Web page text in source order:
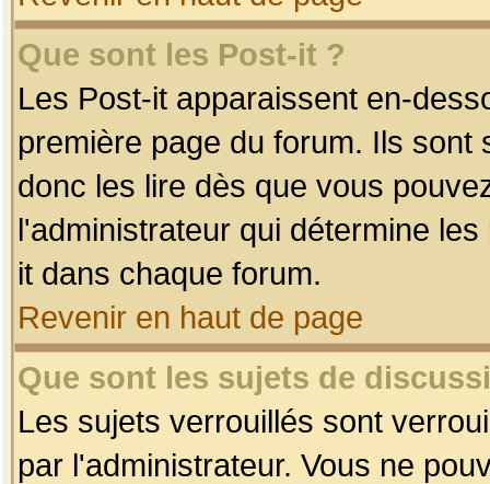
Que sont les Post-it ?
Les Post-it apparaissent en-
première page du forum. Ils
donc les lire dès que vous
l'administrateur qui détermine
it dans chaque forum.
Revenir en haut de page
Que sont les sujets de
Les sujets verrouillés sont
par l'administrateur. Vous ne